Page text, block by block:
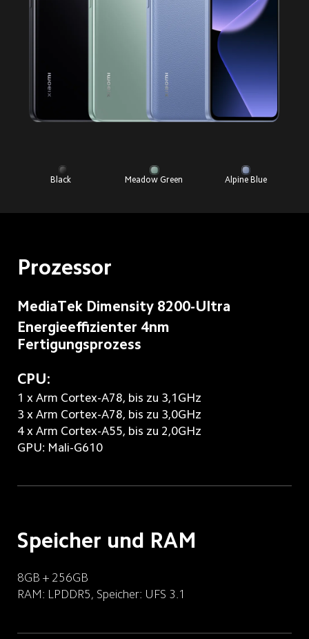
Black Meadow Green Alpine Blue
Prozessor
MediaTek Dimensity 8200-Ultra
Energieeffizienter 4nm
Fertigungsprozess
3 x Arm Cortex-A78, bis zu 3,0GHz
4 x Arm Cortex-A55, bis zu 2,0GHz
GPU: Mali-G610
Speicher und RAM
8GB + 256GB
RAM: LPDDR5, Speicher: UFS 3.1